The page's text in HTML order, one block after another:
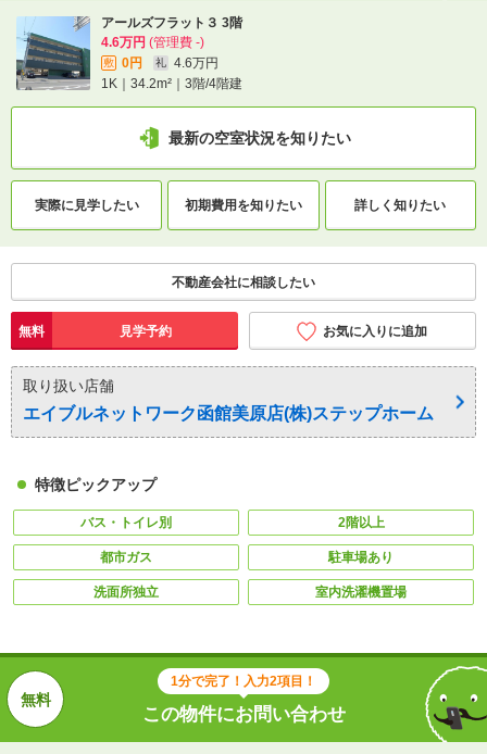
アールズフラット３ 3階
4.6万円 (管理費 -)
敷 0円 礼
4.6万円
1K｜34.2m²｜3階/4階建
最新の空室状況を知りたい
実際に見学したい 初期費用を知りたい 詳しく知りたい
不動産会社に相談したい
無料 見学予約 お気に入りに追加
取り扱い店舗
エイブルネットワーク函館美原店(株)ステップホーム
特徴ピックアップ
バス・トイレ別 2階以上
都市ガス 駐車場あり
洗面所独立 室内洗濯機置場
1分で完了！入力2項目！
この物件にお問い合わせ